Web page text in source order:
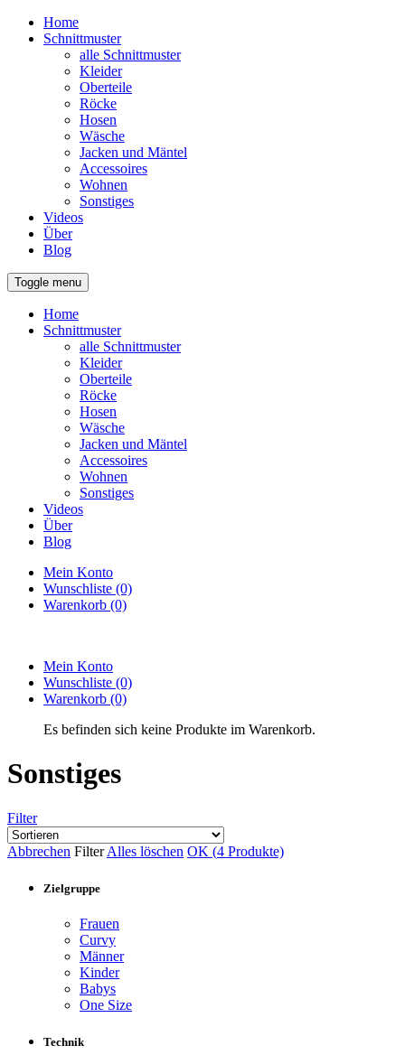
Home
Schnittmuster
alle Schnittmuster
Kleider
Oberteile
Röcke
Hosen
Wäsche
Jacken und Mäntel
Accessoires
Wohnen
Sonstiges
Videos
Über
Blog
Toggle menu
Home
Schnittmuster
alle Schnittmuster
Kleider
Oberteile
Röcke
Hosen
Wäsche
Jacken und Mäntel
Accessoires
Wohnen
Sonstiges
Videos
Über
Blog
Mein Konto
Wunschliste (0)
Warenkorb (0)
Mein Konto
Wunschliste (0)
Warenkorb (0)
Es befinden sich keine Produkte im Warenkorb.
Sonstiges
Filter
Abbrechen Filter Alles löschen OK (4 Produkte)
Zielgruppe
Frauen
Curvy
Männer
Kinder
Babys
One Size
Technik